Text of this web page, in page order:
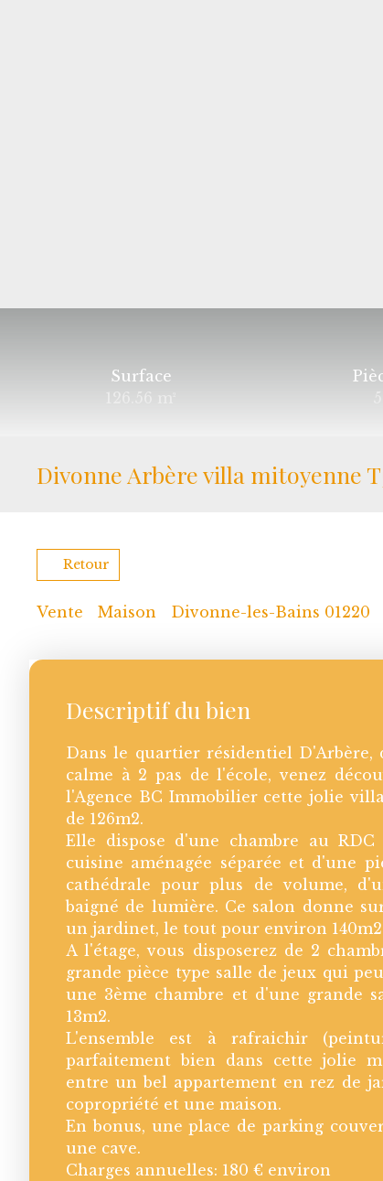
Surface
Divonne Arbère villa mitoyenne
Retour
Vente Maison Divonne-les-Bains 01220
Descriptif du bien
Dans le quartier résidentiel
calme à 2 pas de l'école, venez
l'Agence BC Immobilier cette jolie
de 126m2.
Elle dispose d'une chambre au
cuisine aménagée séparée et d'une
cathédrale pour plus de volume,
baigné de lumière. Ce salon donne
un jardinet, le tout pour environ
A l'étage, vous disposerez de 2
grande pièce type salle de jeux qui
une 3ème chambre et d'une grande
13m2.
L'ensemble est à rafraichir
parfaitement bien dans cette jolie
entre un bel appartement en rez de
copropriété et une maison.
En bonus, une place de parking
une cave.
Charges annuelles: 180 € environ